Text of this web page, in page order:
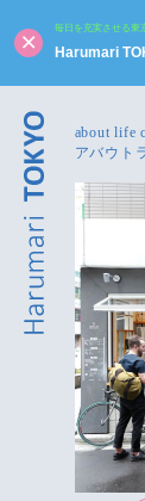
毎日を充実させる東
Harumari
about life
アバウト